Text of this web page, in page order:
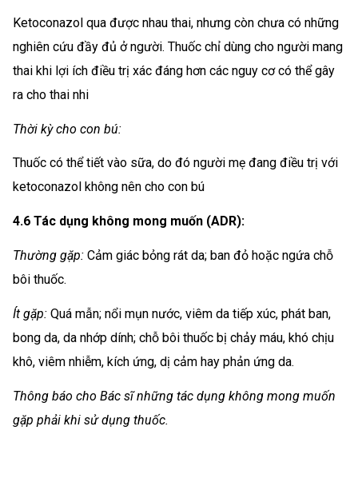
Ketoconazol qua được nhau thai, nhưng còn chưa có những
nghiên cứu đầy đủ ở người. Thuốc chỉ dùng cho người mang
thai khi lợi ích điều trị xác đáng hơn các nguy cơ có thể gây
ra cho thai nhi
Thời kỳ cho con bú:
Thuốc có thể tiết vào sữa, do đó người mẹ đang điều trị với
ketoconazol không nên cho con bú
4.6 Tác dụng không mong muốn (ADR):
Thường gặp: Cảm giác bỏng rát da; ban đỏ hoặc ngứa chỗ
bôi thuốc.
Ít gặp: Quá mẫn; nổi mụn nước, viêm da tiếp xúc, phát ban,
bong da, da nhớp dính; chỗ bôi thuốc bị chảy máu, khó chịu
khô, viêm nhiễm, kích ứng, dị cảm hay phản ứng da.
Thông báo cho Bác sĩ những tác dụng không mong muốn
gặp phải khi sử dụng thuốc.